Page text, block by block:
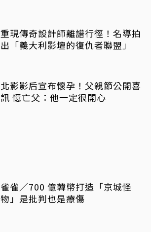
重現傳奇設計師離譜行徑！名導拍
出「義大利影壇的復仇者聯盟」
北影影后宣布懷孕！父親節公開喜
訊 憶亡父：他一定很開心
雀雀／700 億韓幣打造「京城怪
物」是批判也是療傷